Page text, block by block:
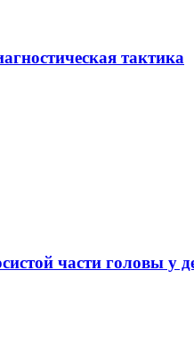
тактика
части головы у